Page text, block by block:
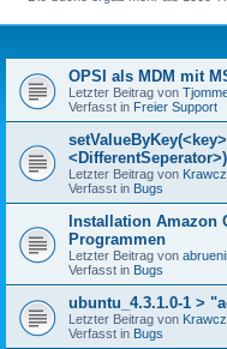
OPSI als MDM mit
Letzter Beitrag von
Verfasst in Freier Support
<DifferentSeperator>)
Letzter Beitrag von
Verfasst in Bugs
Installation Amazon
Programmen
Letzter Beitrag von
Verfasst in Bugs
ubuntu_4.3.1.0-1 >
Letzter Beitrag von
Verfasst in Bugs